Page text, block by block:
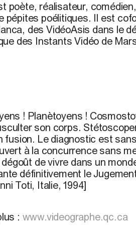
poète, réalisateur,
pépites poélitiques. Il est
des VidéoAsis dans le
des Instants Vidéo de
! Planètoyens !
son corps.
fusion. Le diagnostic est
à la concurrence sans
de vivre dans un
définitivement le
Toti, Italie, 1994]
: www.videographe.qc.ca